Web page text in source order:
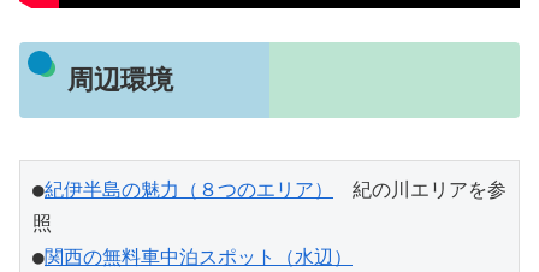
周辺環境
●紀伊半島の魅力（８つのエリア）
紀の川エリアを参
照
●関西の無料車中泊スポット（水辺）